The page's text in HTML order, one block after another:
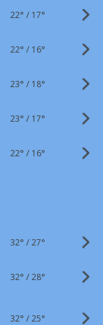
22° / 17°
22° / 16°
23° / 18°
23° / 17°
22° / 16°
32° /27°
32° /28°
32° /25°